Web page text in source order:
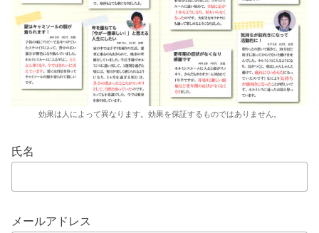
効果は人によって異なります。効果を保証するものではありません。
氏名
メールアドレス